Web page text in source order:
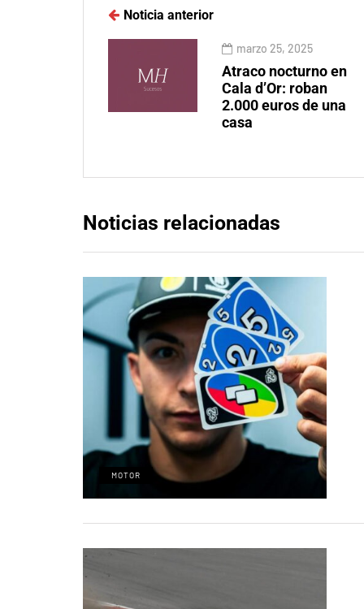
Noticia anterior
marzo 25, 2025
Atraco nocturno en
Cala d’Or: roban
2.000 euros de una
casa
Noticias relacionadas
MOTOR